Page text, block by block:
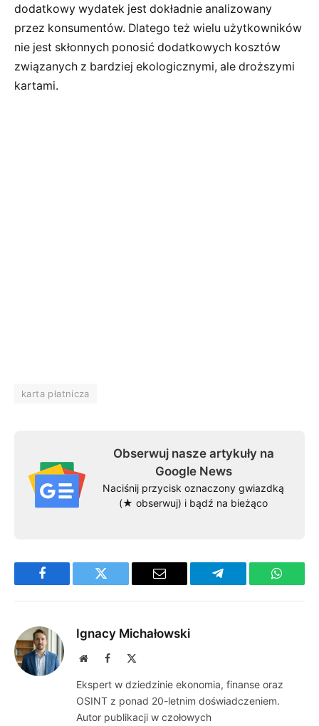
dodatkowy wydatek jest dokładnie analizowany
przez konsumentów. Dlatego też wielu użytkowników
nie jest skłonnych ponosić dodatkowych kosztów
związanych z bardziej ekologicznymi, ale droższymi
kartami.
karta płatnicza
Obserwuj nasze artykuły na
Google News
Naciśnij przycisk oznaczony gwiazdką
(★ obserwuj) i bądź na bieżąco
Facebook Twitter Email Telegram
Ignacy Michałowski
WebsiteFacebook
Ekspert w dziedzinie ekonomia, finanse oraz
OSINT z ponad 20-letnim doświadczeniem.
Autor publikacji w czołowych